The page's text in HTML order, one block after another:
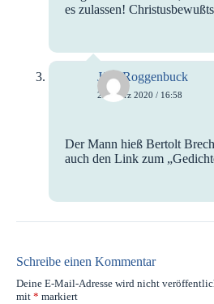
es zulassen!
Jörg Roggenbuck
22. März 2020 / 16:58
Der Mann hieß Bertolt
auch den Link zum
Schreibe einen Kommentar
Deine E-Mail-Adresse wird nicht
mit * markiert